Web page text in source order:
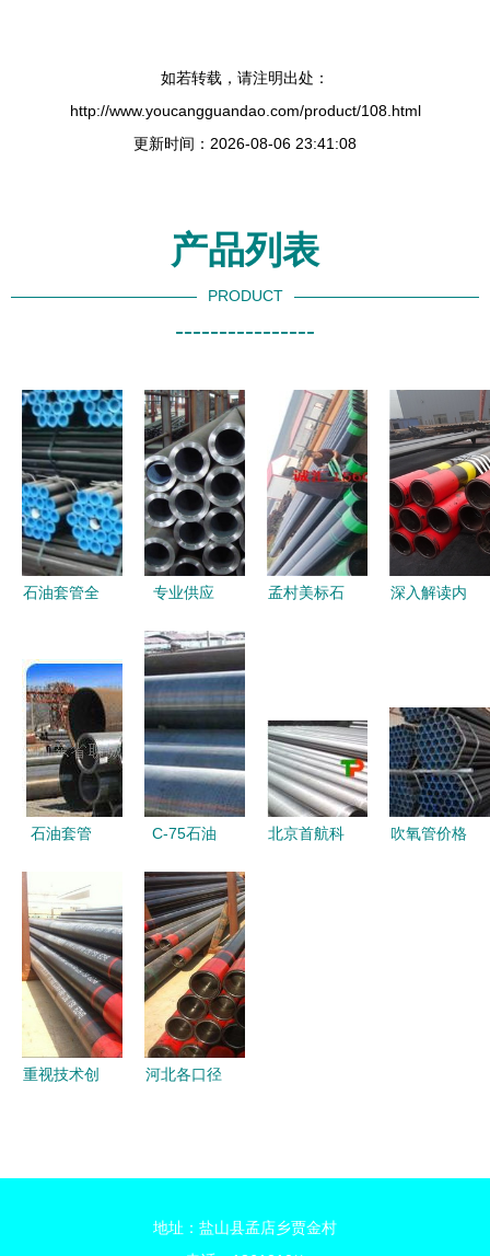
如若转载，请注明出处：
http://www.youcangguandao.com/product/108.html
更新时间：2026-08-06 23:41:08
产品列表
PRODUCT
----------------
石油套管全
基于《包钢
37Mn5无缝
管J55》详
备解读
专业供应
油管、石油
套管及石油
钻探管与弯
管全解析
孟村美标石
深入解读内
市躊行情与
趋势策略
石油套管
到深层采油
的关键支柱
C-75石油
格、性能与
弯管技术全
面分析
北京首航科
吹氧管价格
重视技术创
河北各口径
地址：盐山县孟店乡贾金村